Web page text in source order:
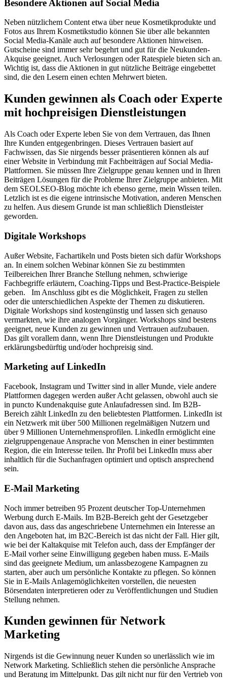
Besondere Aktionen auf Social Media
Neben nützlichem Content etwa über neue Kosmetikprodukte und
Fotos aus Ihrem Kosmetikstudio können Sie über alle bekannten
Social Media-Kanäle auch auf besondere Aktionen hinweisen.
Gutscheine sind immer sehr begehrt und gut für die Neukunden-
Akquise geeignet. Auch Verlosungen oder Ratespiele bieten sich an.
Wichtig ist, dass die Aktionen in gut nützliche Beiträge eingebettet
sind, die den Lesern einen echten Mehrwert bieten.
Kunden gewinnen als Coach oder Experte
mit hochpreisigen Dienstleistungen
Als Coach oder Experte leben Sie von dem Vertrauen, das Ihnen
Ihre Kunden entgegenbringen. Dieses Vertrauen basiert auf
Fachwissen, das Sie nirgends besser präsentieren können als auf
einer Website in Verbindung mit Fachbeiträgen auf Social Media-
Plattformen. Sie müssen Ihre Zielgruppe genau kennen und in Ihren
Beiträgen Lösungen für die Probleme Ihrer Zielgruppe anbieten. Mit
dem SEOLSEO-Blog möchte ich ebenso gerne, mein Wissen teilen.
Letzlich ist es die eigene intrinsische Motivation, anderen Menschen
zu helfen. Aus diesem Grunde ist man schließlich Dienstleister
geworden.
Digitale Workshops
Außer Website, Fachartikeln und Posts bieten sich dafür Workshops
an. In einem solchen Webinar können Sie zu bestimmten
Teilbereichen Ihrer Branche Stellung nehmen, schwierige
Fachbegriffe erläutern, Coaching-Tipps und Best-Practice-Beispiele
geben. Im Anschluss gibt es die Möglichkeit, Fragen zu stellen
oder die unterschiedlichen Aspekte der Themen zu diskutieren.
Digitale Workshops sind kostengünstig und lassen sich genauso
vermarkten, wie ihre analogen Vorgänger. Workshops sind bestens
geeignet, neue Kunden zu gewinnen und Vertrauen aufzubauen.
Das gilt vorallem dann, wenn Ihre Dienstleistungen und Produkte
erklärungsbedürftig und/oder hochpreisig sind.
Marketing auf LinkedIn
Facebook, Instagram und Twitter sind in aller Munde, viele andere
Plattformen dagegen werden außer Acht gelassen, obwohl auch sie
in puncto Kundenakquise gute Anlaufadressen sind. Im B2B-
Bereich zählt LinkedIn zu den beliebtesten Plattformen. LinkedIn ist
ein Netzwerk mit über 500 Millionen regelmäßigen Nutzern und
über 9 Millionen Unternehmensprofilen. LinkedIn ermöglicht eine
zielgruppengenaue Ansprache von Menschen in einer bestimmten
Region, die ein Interesse teilen. Ihr Profil bei LinkedIn muss aber
inhaltlich für die Suchanfragen optimiert und optisch ansprechend
sein.
E-Mail Marketing
Noch immer betreiben 95 Prozent deutscher Top-Unternehmen
Werbung durch E-Mails. Im B2B-Bereich geht der Gesetzgeber
davon aus, dass das angeschriebene Unternehmen ein Interesse an
den Angeboten hat, im B2C-Bereich ist das nicht der Fall. Hier gilt,
wie bei der Kaltakquise mit Telefon auch, dass der Empfänger der
E-Mail vorher seine Einwilligung gegeben haben muss. E-Mails
sind das geeignete Medium, um anlassbezogene Kampagnen zu
starten, aber auch um persönliche Kontakte zu pflegen. So können
Sie in E-Mails Anlagemöglichkeiten vorstellen, die neuesten
Börsendaten interpretieren oder zu Veröffentlichungen und Studien
Stellung nehmen.
Kunden gewinnen für Network
Marketing
Nirgends ist die Gewinnung neuer Kunden so unerlässlich wie im
Network Marketing. Schließlich stehen die persönliche Ansprache
und Beratung im Mittelpunkt. Das gilt nicht nur für den Vertrieb von